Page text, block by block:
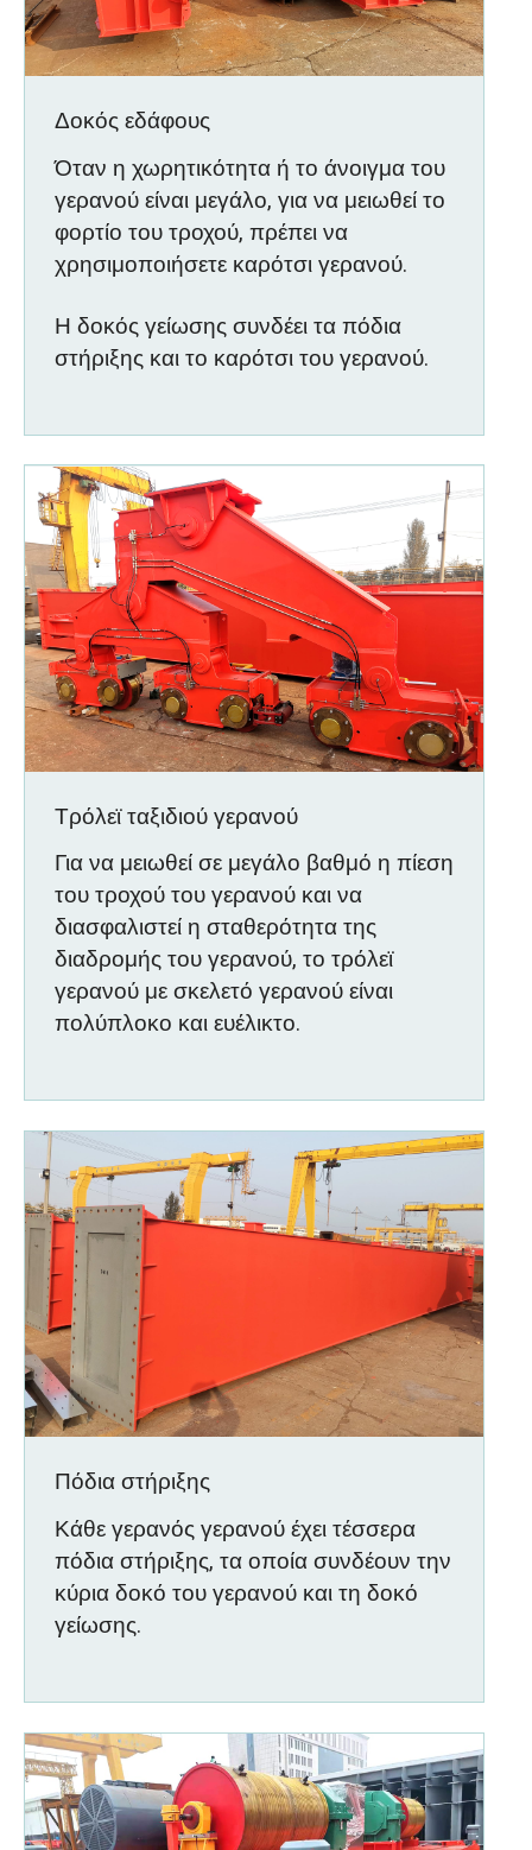
Δοκός εδάφους
Όταν η χωρητικότητα ή το άνοιγμα του
γερανού είναι μεγάλο, για να μειωθεί το
φορτίο του τροχού, πρέπει να
χρησιμοποιήσετε καρότσι γερανού.
Η δοκός γείωσης συνδέει τα πόδια
στήριξης και το καρότσι του γερανού.
Τρόλεϊ ταξιδιού γερανού
Για να μειωθεί σε μεγάλο βαθμό η πίεση
του τροχού του γερανού και να
διασφαλιστεί η σταθερότητα της
διαδρομής του γερανού, το τρόλεϊ
γερανού με σκελετό γερανού είναι
πολύπλοκο και ευέλικτο.
Πόδια στήριξης
Κάθε γερανός γερανού έχει τέσσερα
πόδια στήριξης, τα οποία συνδέουν την
κύρια δοκό του γερανού και τη δοκό
γείωσης.